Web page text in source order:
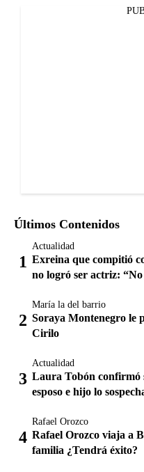
Últimos Contenidos
Actualidad
Exreina que compitió
no logró ser actriz:
María la del barrio
Soraya Montenegro le
Cirilo
Actualidad
Laura Tobón confirmó
esposo e hijo lo
Rafael Orozco
Rafael Orozco viaja a
familia ¿Tendrá éxito?